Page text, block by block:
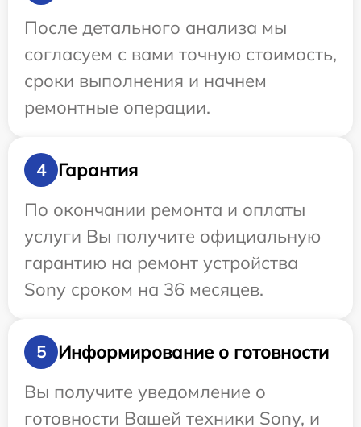
После детального анализа мы
согласуем с вами точную стоимость,
сроки выполнения и начнем
ремонтные операции.
4
Гарантия
По окончании ремонта и оплаты
услуги Вы получите официальную
гарантию на ремонт устройства
Sony сроком на 36 месяцев.
5
Информирование о готовности
Вы получите уведомление о
готовности Вашей техники Sony, и